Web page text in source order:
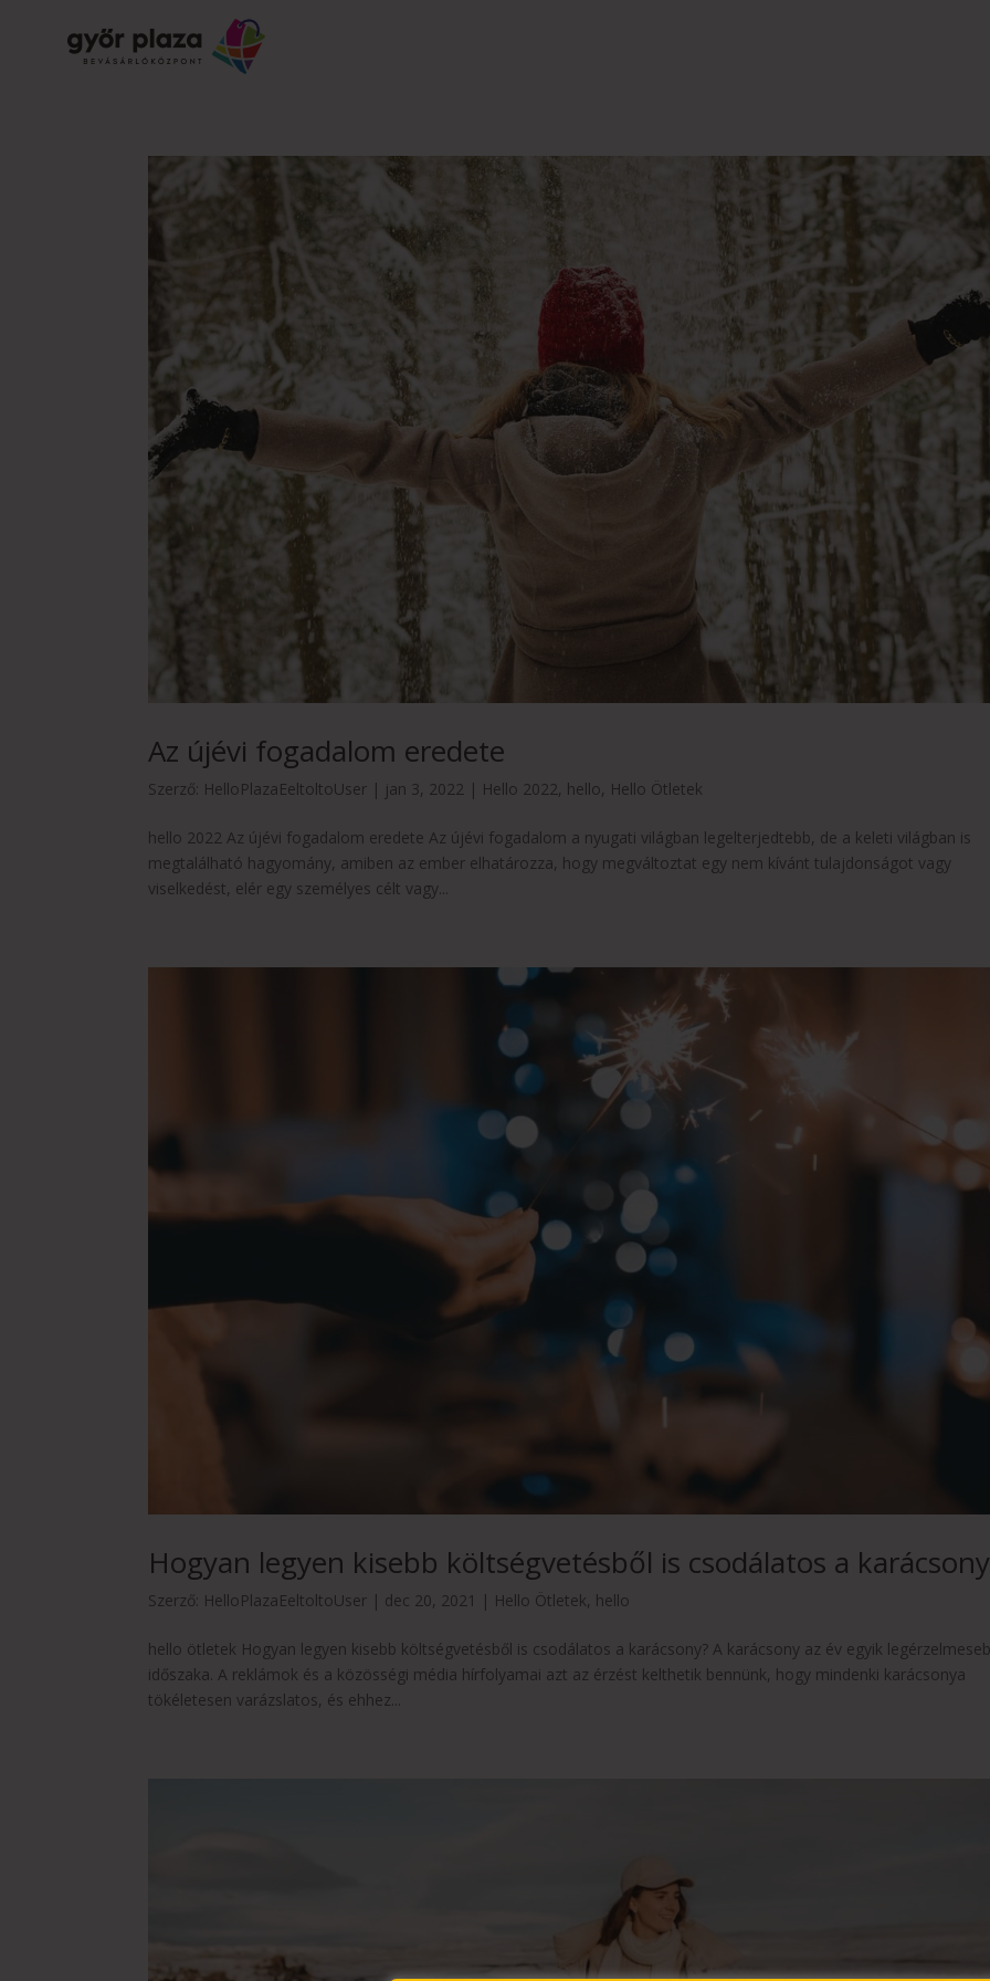
Az újévi fogadalom eredete
Szerző: HelloPlazaEeltoltoUser | jan 3, 2022 | Hello 2022, hello, Hello Ötletek
hello 2022 Az újévi fogadalom eredete Az újévi fogadalom a nyugati világban legelterjedtebb, de a keleti világban is
megtalálható hagyomány, amiben az ember elhatározza, hogy megváltoztat egy nem kívánt tulajdonságot vagy
viselkedést, elér egy személyes célt vagy...
Hogyan legyen kisebb költségvetésből is csodálatos a
Szerző: HelloPlazaEeltoltoUser | dec 20, 2021 | Hello Ötletek, hello
hello ötletek Hogyan legyen kisebb költségvetésből is csodálatos a karácsony? A karácsony az év egyik
időszaka. A reklámok és a közösségi média hírfolyamai azt az érzést kelthetik bennünk, hogy mindenki karácsonya
tökéletesen varázslatos, és ehhez...